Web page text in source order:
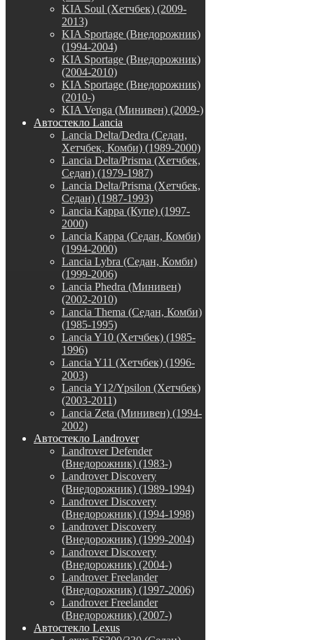
KIA Soul (Хетчбек) (2009-
2013)
KIA Sportage (Внедорожник)
(1994-2004)
KIA Sportage (Внедорожник)
(2004-2010)
KIA Sportage (Внедорожник)
(2010-)
KIA Venga (Минивен) (2009-)
Автостекло Lancia
Lancia Delta/Dedra (Седан,
Хетчбек, Комби) (1989-2000)
Lancia Delta/Prisma (Хетчбек,
Седан) (1979-1987)
Lancia Delta/Prisma (Хетчбек,
Седан) (1987-1993)
Lancia Kappa (Купе) (1997-
2000)
Lancia Kappa (Седан, Комби)
(1994-2000)
Lancia Lybra (Седан, Комби)
(1999-2006)
Lancia Phedra (Минивен)
(2002-2010)
Lancia Thema (Седан, Комби)
(1985-1995)
Lancia Y10 (Хетчбек) (1985-
1996)
Lancia Y11 (Хетчбек) (1996-
2003)
Lancia Y12/Ypsilon (Хетчбек)
(2003-2011)
Lancia Zeta (Минивен) (1994-
2002)
Автостекло Landrover
Landrover Defender
(Внедорожник) (1983-)
Landrover Discovery
(Внедорожник) (1989-1994)
Landrover Discovery
(Внедорожник) (1994-1998)
Landrover Discovery
(Внедорожник) (1999-2004)
Landrover Discovery
(Внедорожник) (2004-)
Landrover Freelander
(Внедорожник) (1997-2006)
Landrover Freelander
(Внедорожник) (2007-)
Автостекло Lexus